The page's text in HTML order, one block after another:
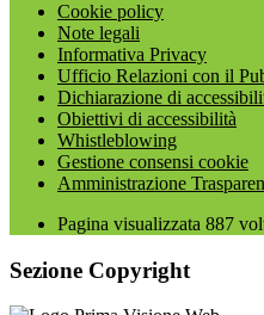
Cookie policy
Note legali
Informativa Privacy
Ufficio Relazioni con il
Dichiarazione di
Obiettivi di accessibilità
Whistleblowing
Gestione consensi cookie
Amministrazione
Pagina visualizzata 887
Sezione Copyright